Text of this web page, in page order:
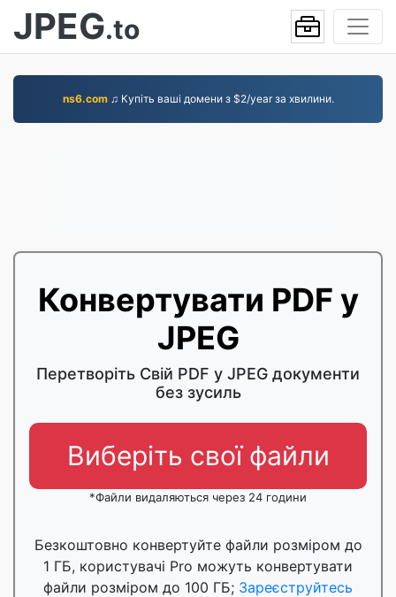
JPEG.to
ns6.com♫ Купіть ваші домени з $2/year за хвилини.
Конвертувати PDF у
JPEG
Перетворіть Свій PDF у JPEG документи
без зусиль
Виберіть свої файли
*Файли видаляються через 24 години
Безкоштовно конвертуйте файли розміром до
1 ГБ, користувачі Pro можуть конвертувати
файли розміром до 100 ГБ; Зареєструйтесь